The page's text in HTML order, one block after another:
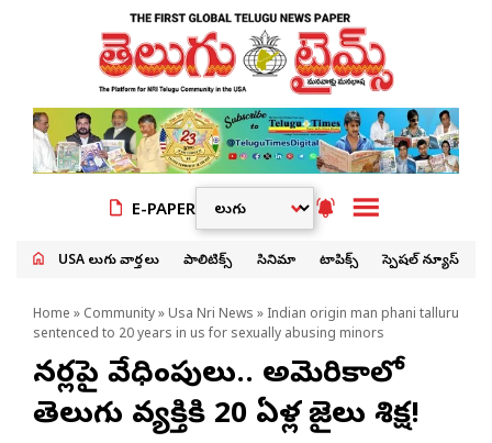
E-PAPER
USA తెలుగు వార్తలు పాలిటిక్స్ సినిమా టాపిక్స్ స్పెషల్ న్యూస్
Home » Community» Usa Nri News » Indian origin man phani talluru
sentenced to 20 years in us for sexually abusing minors
మైనర్లపై వేధింపులు.. అమెరికాలో
తెలుగు వ్యక్తికి 20 ఏళ్ల జైలు శిక్ష!